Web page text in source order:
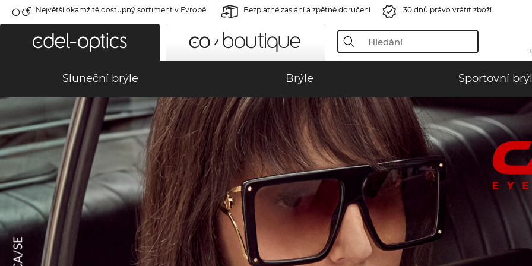
Největší okamžitě dostupný sortiment v Evropě! Bezplatné zaslání a zpětné doručení 30 dnů právo vrátit zboží
Sluneční brýle Brýle Sportovní